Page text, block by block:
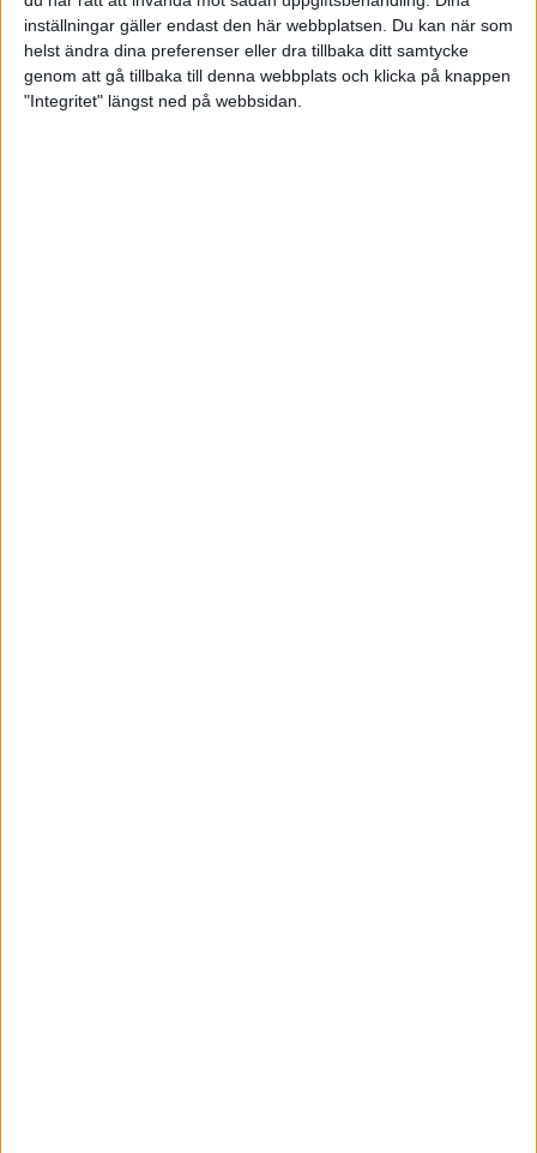
inställningar gäller endast den här webbplatsen. Du kan när som
helst ändra dina preferenser eller dra tillbaka ditt samtycke
genom att gå tillbaka till denna webbplats och klicka på knappen
"Integritet" längst ned på webbsidan.